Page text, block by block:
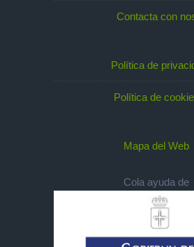
Contacta con
Política de
Política de
Mapa del Web
Cola ayuda de